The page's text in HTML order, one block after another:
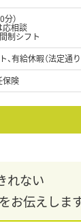
）
相談
制シフト
有給休暇（法定通り
保険
れない
をお伝えします